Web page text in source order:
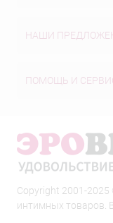
НАШИ
ПОМОЩЬ И
Copyright 2001-2025
интимных товаров.